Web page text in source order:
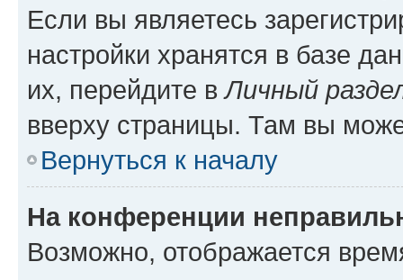
Если вы являетесь
настройки хранятся в базе
их, перейдите вЛичный
вверху страницы. Там вы
Вернуться к началу
На конференции
Возможно, отображается